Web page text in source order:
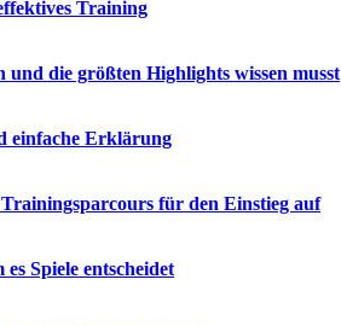
Training
und die größten Highlights wissen musst
einfache Erklärung
für den Einstieg auf
Spiele entscheidet